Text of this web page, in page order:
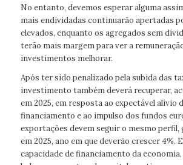
No entanto, devemos esperar alguma
mais endividadas continuarão apertadas
elevados, enquanto os agregados sem
terão mais margem para ver a
investimentos melhorar.
Após ter sido penalizado pela subida das
investimento também deverá recuperar,
em 2025, em resposta ao expectável alívio
financiamento e ao impulso dos fundos
exportações devem seguir o mesmo perfil,
em 2025, ano em que deverão crescer 4%.
capacidade de financiamento da